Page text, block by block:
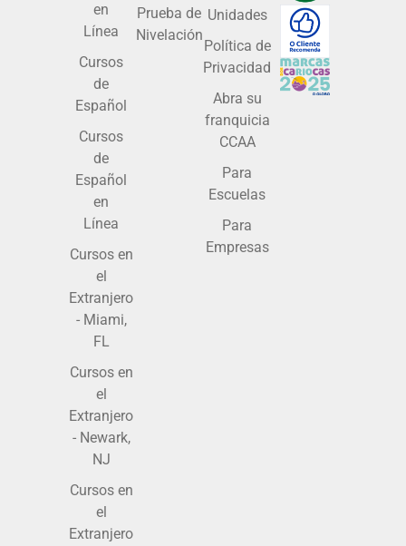
en
Línea
Cursos
de
Español
Cursos
de
Español
en
Línea
Cursos en
el
Extranjero
- Miami,
FL
Cursos en
el
Extranjero
- Newark,
NJ
Cursos en
el
Extranjero
Prueba de
Nivelación
Unidades
Política de
Privacidad
Abra su
franquicia
CCAA
Para
Escuelas
Para
Empresas